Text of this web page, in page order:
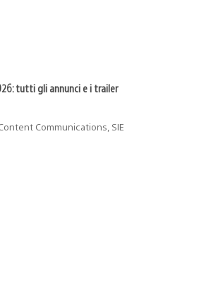
tutti gli annunci e i trailer
Communications, SIE